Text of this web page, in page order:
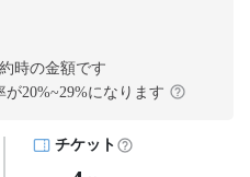
時の金額です
が20%~29%になります
チケット